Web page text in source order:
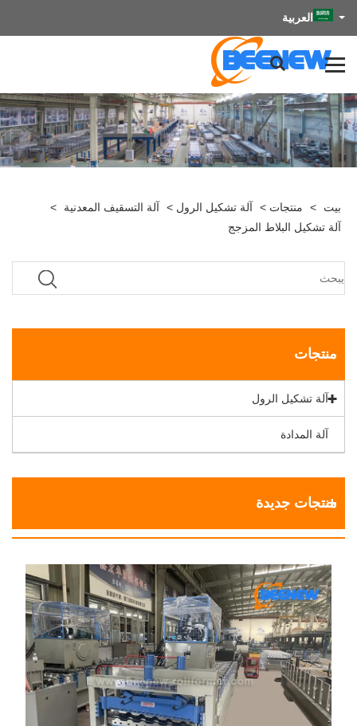
العربية
بيت > منتجات > آلة تشكيل الرول > آلة التسقيف المعدنية
>
آلة تشكيل البلاط المزجج
منتجات
آلة تشكيل الرول
آلة المدادة
منتجات جديدة